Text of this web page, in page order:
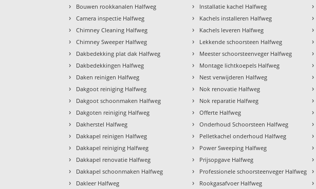
› Bouwen rookkanalen Halfweg
› Camera inspectie Halfweg
› Chimney Cleaning Halfweg
› Chimney Sweeper Halfweg
› Dakbedekking plat dak Halfweg
› Dakbedekkingen Halfweg
› Daken reinigen Halfweg
› Dakgoot reiniging Halfweg
› Dakgoot schoonmaken Halfweg
› Dakgoten reiniging Halfweg
› Dakherstel Halfweg
› Dakkapel reinigen Halfweg
› Dakkapel reiniging Halfweg
› Dakkapel renovatie Halfweg
› Dakkapel schoonmaken Halfweg
› Dakleer Halfweg
› Installatie kachel Halfweg
› Kachels installeren Halfweg
› Kachels leveren Halfweg
› Lekkende schoorsteen Halfweg
› Meester schoorsteenveger Halfweg
› Montage lichtkoepels Halfweg
› Nest verwijderen Halfweg
› Nok renovatie Halfweg
› Nok reparatie Halfweg
› Offerte Halfweg
› Onderhoud Schoorsteen Halfweg
› Pelletkachel onderhoud Halfweg
› Power Sweeping Halfweg
› Prijsopgave Halfweg
› Professionele schoorsteenveger Halfweg
› Rookgasafvoer Halfweg
›
›
›
›
›
›
›
›
›
›
›
›
›
›
›
›